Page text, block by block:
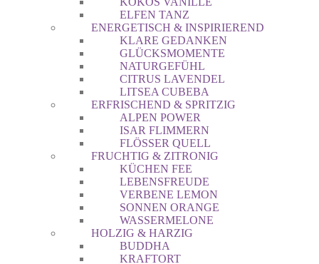
ELFEN TANZ
ENERGETISCH & INSPIRIEREND
KLARE GEDANKEN
GLÜCKSMOMENTE
NATURGEFÜHL
CITRUS LAVENDEL
LITSEA CUBEBA
ERFRISCHEND & SPRITZIG
ALPEN POWER
ISAR FLIMMERN
FLÖSSER QUELL
FRUCHTIG & ZITRONIG
KÜCHEN FEE
LEBENSFREUDE
VERBENE LEMON
SONNEN ORANGE
WASSERMELONE
HOLZIG & HARZIG
BUDDHA
KRAFTORT